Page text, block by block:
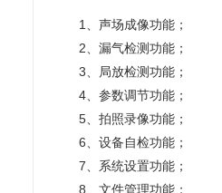
1、声场成像功能；
2、漏气检测功能；
3、局放检测功能；
4、参数调节功能；
5、拍照录像功能；
6、设备自检功能；
7、系统设置功能；
8、文件管理功能；